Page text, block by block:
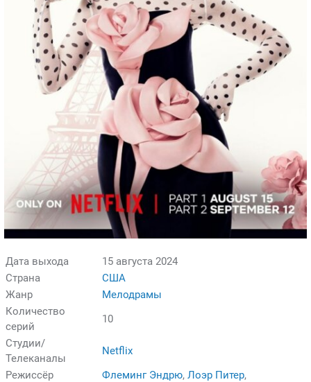
Дата выхода
15 августа 2024
Страна
США
Жанр
Мелодрамы
Количество
серий
10
Студии/
Телеканалы
Netflix
Режиссёр
Флеминг Эндрю, Лоэр Питер,